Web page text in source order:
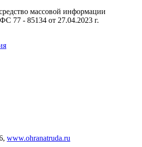
массовой информации
77 - 85134 от 27.04.2023 г.
www.ohranatruda.ru